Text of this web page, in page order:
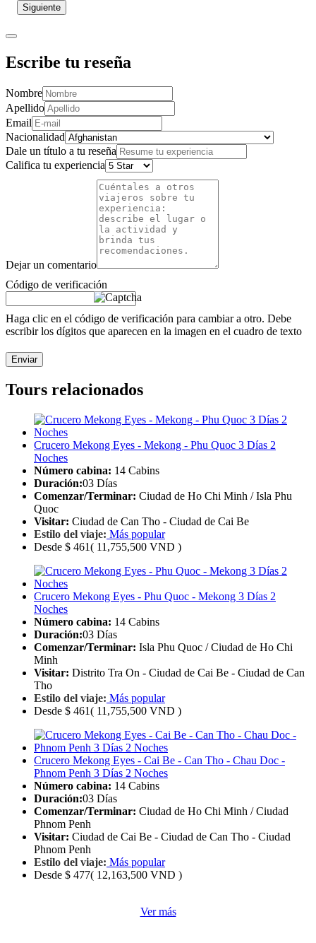
Siguiente
Escribe tu reseña
Nombre
Apellido
Email
Nacionalidad
Dale un título a tu reseña
Califica tu experiencia
Dejar un comentario
Código de verificación
Haga clic en el código de verificación para cambiar a otro. Debe
escribir los dígitos que aparecen en la imagen en el cuadro de texto
Enviar
Tours relacionados
Crucero Mekong Eyes - Mekong - Phu Quoc 3 Días 2
Noches
Número cabina: 14 Cabins
Duración:03 Días
Comenzar/Terminar: Ciudad de Ho Chi Minh / Isla Phu
Quoc
Visitar: Ciudad de Can Tho - Ciudad de Cai Be
Estilo del viaje: Más popular
Desde $ 461( 11,755,500 VND )
Crucero Mekong Eyes - Phu Quoc - Mekong 3 Días 2
Noches
Número cabina: 14 Cabins
Duración:03 Días
Comenzar/Terminar: Isla Phu Quoc / Ciudad de Ho Chi
Minh
Visitar: Distrito Tra On - Ciudad de Cai Be - Ciudad de Can
Tho
Estilo del viaje: Más popular
Desde $ 461( 11,755,500 VND )
Crucero Mekong Eyes - Cai Be - Can Tho - Chau Doc -
Phnom Penh 3 Días 2 Noches
Número cabina: 14 Cabins
Duración:03 Días
Comenzar/Terminar: Ciudad de Ho Chi Minh / Ciudad
Phnom Penh
Visitar: Ciudad de Cai Be - Ciudad de Can Tho - Ciudad
Phnom Penh
Estilo del viaje: Más popular
Desde $ 477( 12,163,500 VND )
Ver más